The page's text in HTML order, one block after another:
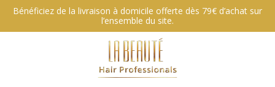
Aller
Bénéficiez de la livraison à domicile offerte dès 79€ d’achat sur
l’ensemble du site.